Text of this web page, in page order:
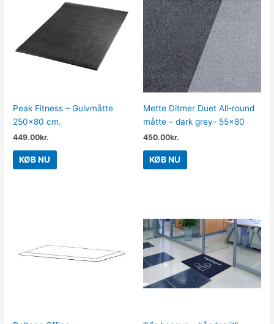
Peak Fitness – Gulvmåtte
250×80 cm.
449.00kr.
KØB NU
Mette Ditmer Duet All-round
måtte – dark grey- 55×80
450.00kr.
KØB NU